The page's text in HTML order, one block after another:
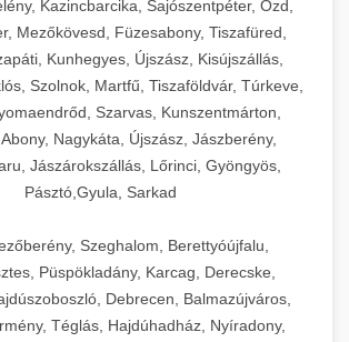
Kazincbarcika, Sajószentpéter, Ózd,
Mezőkövesd, Füzesabony, Tiszafüred,
Kunhegyes, Újszász, Kisújszállás,
Szolnok, Martfű, Tiszaföldvár, Túrkeve,
Szarvas, Kunszentmárton,
Nagykáta, Újszász, Jászberény,
Jászárokszállás, Lőrinci, Gyöngyös,
Pásztó,Gyula, Sarkad
Szeghalom, Berettyóújfalu,
Püspökladány, Karcag, Derecske,
Debrecen, Balmazújváros,
Téglás, Hajdúhadház, Nyíradony,